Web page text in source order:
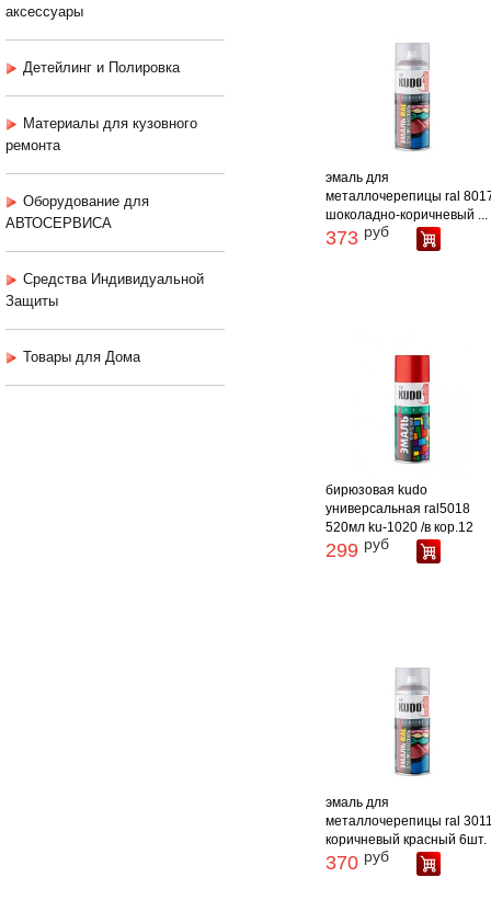
аксессуары
Детейлинг и Полировка
Материалы для кузовного
ремонта
Оборудование для
АВТОСЕРВИСА
Средства Индивидуальной
Защиты
Товары для Дома
эмаль для
металлочерепицы ral
шоколадно-коричневый ...
373 руб
бирюзовая kudo
универсальная ral5018
520мл ku-1020 /в кор.12
299 руб
эмаль для
металлочерепицы ral
коричневый красный 6шт.
370 руб